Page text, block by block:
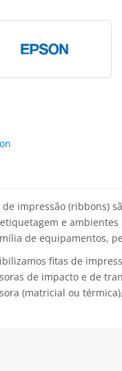
de impressão (ribbons)
e
de equipamentos,
fitas de
de impacto e de
(matricial ou